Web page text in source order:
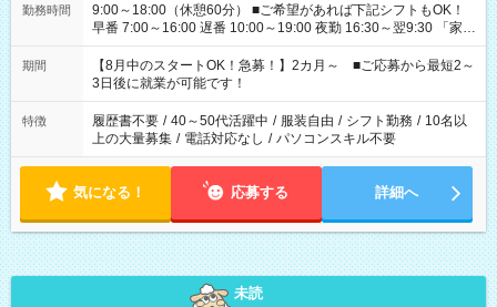
勤務時間
9:00～18:00（休憩60分） ■ご希望があれば下記シフトもOK！
早番 7:00～16:00 遅番 10:00～19:00 夜勤 16:30～翌9:30 「家族
と休みを合わせたい」 「余裕を持って夕飯の準備がしたい」
「できれば残業はしたくない」 など、ご希望を教えてください
ね。 ※Wワーク希望の方へ 今ご覧のお仕事で希望する勤務時間
と、もう1つのお仕事の勤務時間。 合計で週40時間を超える場
合は応募できません。
期間
【8月中のスタートOK！急募！】2カ月～ ■ご応募から最短2～
3日後に就業が可能です！
特徴 履歴書不要 / 40～50代活躍中 / 服装自由 / シフト勤務 / 10名以
上の大量募集 / 電話対応なし / パソコンスキル不要
気になる！ 応募する 詳細へ
未読